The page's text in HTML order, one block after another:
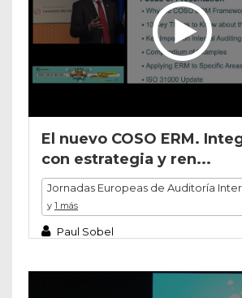
El nuevo COSO ERM.
con estrategia y ren...
Jornadas Europeas de Auditoría
y 1 más
Paul Sobel